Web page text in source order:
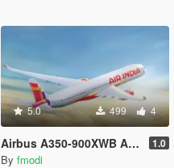
5.0 499 4
Airbus A350-900XWB AIR INDIA Livery 1.0
By fmodi